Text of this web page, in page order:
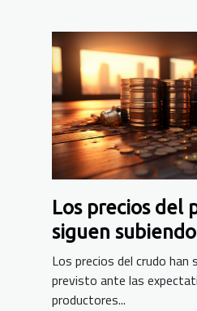
Los precios del
siguen subiendo
Los precios del crudo han
previsto ante las
productores...